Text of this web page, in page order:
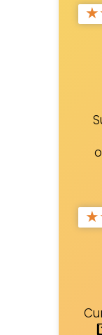
★
★